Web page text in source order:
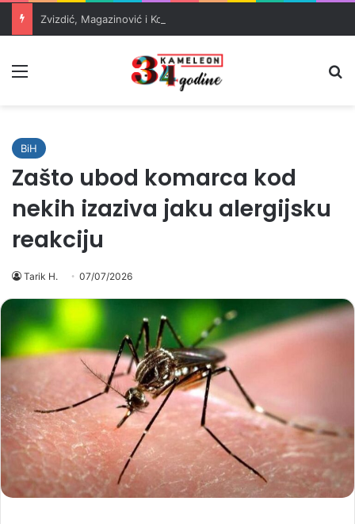
BiH
Zašto ubod komarca kod
nekih izaziva jaku alergijsku
reakciju
Tarik H. 07/07/2026